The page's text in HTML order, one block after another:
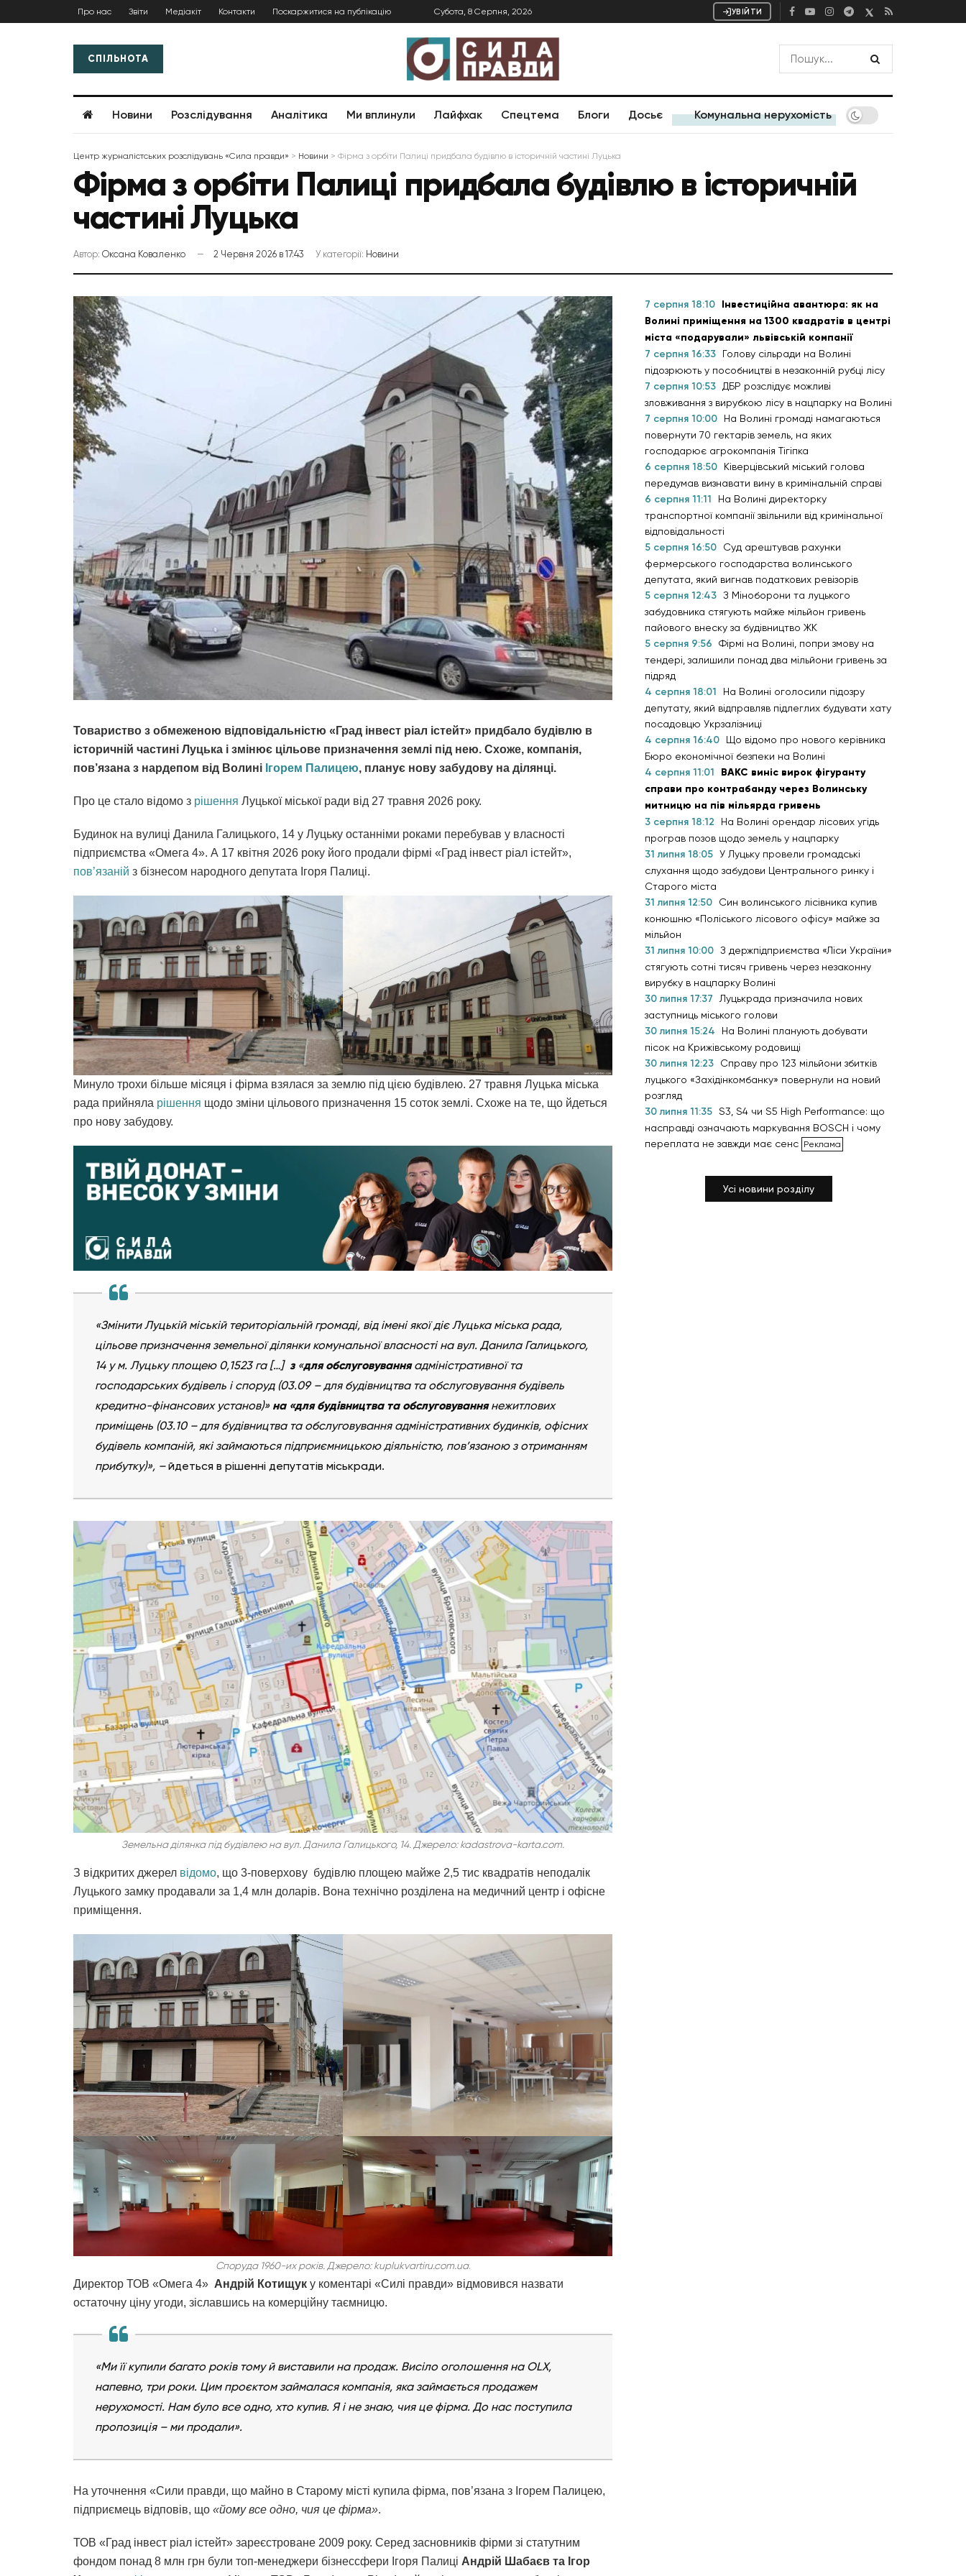
Про нас Звіти Медіакіт Контакти Поскаржитися на публікацію Субота, 8 Серпня, 2026 УВІЙТИ
СПІЛЬНОТА
Новини Розслідування Аналітика Ми вплинули Лайфхак Спецтема Блоги Досьє Комунальна нерухомість
Центр журналістських розслідувань «Сила правди» > Новини > Фірма з орбіти Палиці придбала будівлю в історичній частині Луцька
Фірма з орбіти Палиці придбала будівлю в історичній
частині Луцька
Автор: Оксана Коваленко 2 Червня 2026 в 17:43 У категорії: Новини
Товариство з обмеженою відповідальністю «Град інвест ріал істейт» придбало будівлю в
історичній частині Луцька і змінює цільове призначення землі під нею. Схоже, компанія,
пов’язана з нардепом від Волині Ігорем Палицею, планує нову забудову на ділянці.
Про це стало відомо з рішення Луцької міської ради від 27 травня 2026 року.
Будинок на вулиці Данила Галицького, 14 у Луцьку останніми роками перебував у власності
підприємства «Омега 4». А 17 квітня 2026 року його продали фірмі «Град інвест ріал істейт»,
пов’язаній з бізнесом народного депутата Ігоря Палиці.
Минуло трохи більше місяця і фірма взялася за землю під цією будівлею. 27 травня Луцька міська
рада прийняла рішення щодо зміни цільового призначення 15 соток землі. Схоже на те, що йдеться
про нову забудову.
«Змінити Луцькій міській територіальній громаді, від імені якої діє Луцька міська рада,
цільове призначення земельної ділянки комунальної власності на вул. Данила Галицького,
14 у м. Луцьку площею 0,1523 га […] з «для обслуговуванняадміністративної та
господарських будівель і споруд (03.09 – для будівництва та обслуговування будівель
кредитно-фінансових установ)» на «для будівництва та обслуговуваннянежитлових
приміщень (03.10 – для будівництва та обслуговування адміністративних будинків, офісних
будівель компаній, які займаються підприємницькою діяльністю, пов’язаною з отриманням
прибутку)», –йдеться в рішенні депутатів міськради.
Земельна ділянка під будівлею на вул. Данила Галицького, 14. Джерело: kadastrova-karta.com.
З відкритих джерел відомо, що 3-поверхову будівлю площею майже 2,5 тис квадратів неподалік
Луцького замку продавали за 1,4 млн доларів. Вона технічно розділена на медичний центр і офісне
приміщення.
Споруда 1960-их років. Джерело: kuplukvartiru.com.ua.
Директор ТОВ «Омега 4» Андрій Котищук у коментарі «Силі правди» відмовився назвати
остаточну ціну угоди, зіславшись на комерційну таємницю.
«Ми її купили багато років тому й виставили на продаж. Висіло оголошення на OLX,
напевно, три роки. Цим проєктом займалася компанія, яка займається продажем
нерухомості. Нам було все одно, хто купив. Я і не знаю, чия це фірма. До нас поступила
пропозиція – ми продали».
На уточнення «Сили правди, що майно в Старому місті купила фірма, пов’язана з Ігорем Палицею,
підприємець відповів, що «йому все одно, чия це фірма».
ТОВ «Град інвест ріал істейт» зареєстроване 2009 року. Серед засновників фірми зі статутним
фондом понад 8 млн грн були топ-менеджери бізнессфери Ігоря Палиці Андрій Шабаєв та Ігор
7 серпня 18:10 Інвестиційна авантюра: як на
Волині приміщення на 1300 квадратів в центрі
міста «подарували» львівській компанії
7 серпня 16:33
Голову сільради на Волині
підозрюють у пособництві в незаконній рубці лісу
7 серпня 10:53 ДБР розслідує можливі
зловживання з вирубкою лісу в нацпарку на Волині
7 серпня 10:00
На Волині громаді намагаються
повернути 70 гектарів земель, на яких
господарює агрокомпанія Тігіпка
6 серпня 18:50
Ківерцівський міський голова
передумав визнавати вину в кримінальній справі
6 серпня 11:11
На Волині директорку
транспортної компанії звільнили від кримінальної
відповідальності
5 серпня 16:50
Суд арештував рахунки
фермерського господарства волинського
депутата, який вигнав податкових ревізорів
5 серпня 12:43 З Міноборони та луцького
забудовника стягують майже мільйон гривень
пайового внеску за будівництво ЖК
5 серпня 9:56
Фірмі на Волині, попри змову на
тендері, залишили понад два мільйони гривень за
підряд
4 серпня 18:01
На Волині оголосили підозру
депутату, який відправляв підлеглих будувати хату
посадовцю Укрзалізниці
4 серпня 16:40
Що відомо про нового керівника
Бюро економічної безпеки на Волині
4 серпня 11:01
ВАКС виніс вирок фігуранту
справи про контрабанду через Волинську
митницю на пів мільярда гривень
3 серпня 18:12
На Волині орендар лісових угідь
програв позов щодо земель у нацпарку
31 липня 18:05 У Луцьку провели громадські
слухання щодо забудови Центрального ринку і
Старого міста
31 липня 12:50
Син волинського лісівника купив
конюшню «Поліського лісового офісу» майже за
мільйон
31 липня 10:00 З держпідприємства «Ліси України»
стягують сотні тисяч гривень через незаконну
вирубку в нацпарку Волині
30 липня 17:37
Луцькрада призначила нових
заступниць міського голови
30 липня 15:24
На Волині планують добувати
пісок на Крижівському родовищі
30 липня 12:23
Справу про 123 мільйони збитків
луцького «Західінкомбанку» повернули на новий
розгляд
30 липня 11:35 S3, S4 чи S5 High Performance: що
насправді означають маркування BOSCH і чому
переплата не завжди має сенс
Усі новини розділу